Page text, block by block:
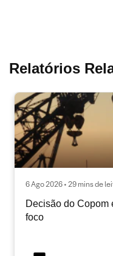
Relatórios
6 Ago 2026 • 29 mins de
Decisão do Copom
foco